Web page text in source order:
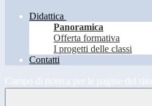
Didattica
Panoramica
Offerta formativa
I progetti delle classi
Contatti
Campo di ricerca per le pagine del sito